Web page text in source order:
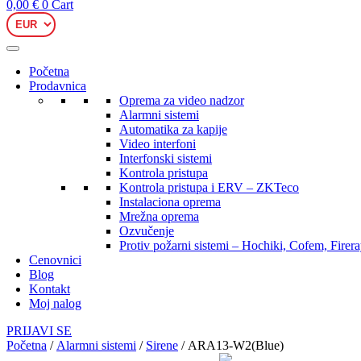
0,00 € 0 Cart
Početna
Prodavnica
Oprema za video nadzor
Alarmni sistemi
Automatika za kapije
Video interfoni
Interfonski sistemi
Kontrola pristupa
Kontrola pristupa i ERV – ZKTeco
Instalaciona oprema
Mrežna oprema
Ozvučenje
Protiv požarni sistemi – Hochiki, Cofem,
Cenovnici
Blog
Kontakt
Moj nalog
PRIJAVI SE
Početna / Alarmni sistemi / Sirene / ARA13-W2(Blue)